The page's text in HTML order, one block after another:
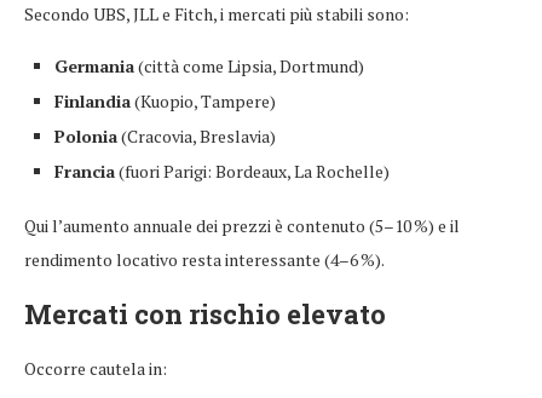
Secondo UBS, JLL e Fitch, i mercati più stabili sono:
Germania(città come Lipsia, Dortmund)
Finlandia(Kuopio, Tampere)
Polonia(Cracovia, Breslavia)
Francia(fuori Parigi: Bordeaux, La Rochelle)
Qui l’aumento annuale dei prezzi è contenuto (5–10 %) e il
rendimento locativo resta interessante (4–6 %).
Mercati con rischio elevato
Occorre cautela in: